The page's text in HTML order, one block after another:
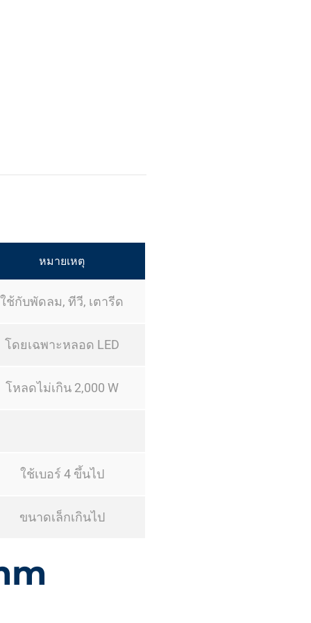
หมายเหตุ
ใช้กับพัดลม, ทีวี, เตารีด
โดยเฉพาะหลอด LED
โหลดไม่เกิน 2,000 W
ใช้เบอร์ 4 ขึ้นไป
ขนาดเล็กเกินไป